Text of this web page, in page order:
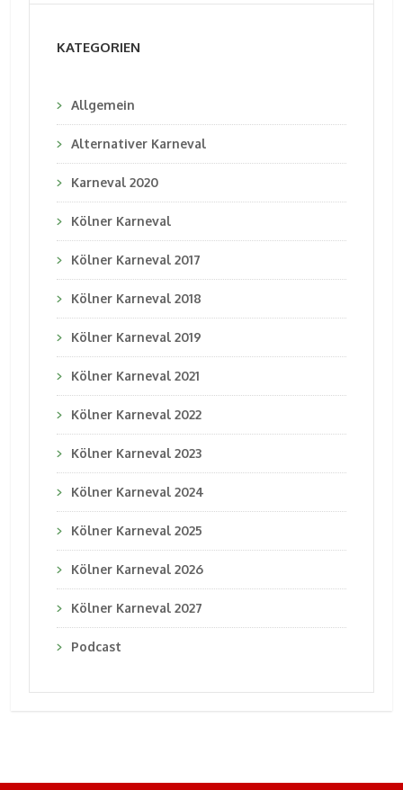
KATEGORIEN
Allgemein
Alternativer Karneval
Karneval 2020
Kölner Karneval
Kölner Karneval 2017
Kölner Karneval 2018
Kölner Karneval 2019
Kölner Karneval 2021
Kölner Karneval 2022
Kölner Karneval 2023
Kölner Karneval 2024
Kölner Karneval 2025
Kölner Karneval 2026
Kölner Karneval 2027
Podcast